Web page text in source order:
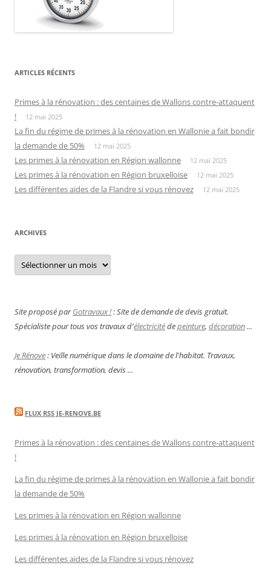
ARTICLES RÉCENTS
Primes à la rénovation : des centaines de Wallons contre-attaquent
!
12 mai 2025
La fin du régime de primes à la rénovation en Wallonie a fait bondir
la demande de 50%
12 mai 2025
Les primes à la rénovation en Région wallonne 12 mai 2025
Les primes à la rénovation en Région bruxelloise 12 mai 2025
Les différentes aides de la Flandre si vous rénovez 12 mai 2025
ARCHIVES
Archives
Site proposé parGotravaux !: Site de demande de devis gratuit.
Spécialiste pour tous vos travaux d'électricitédepeinture, décoration...
Je Rénove: Veille numérique dans le domaine de l'habitat. Travaux,
rénovation, transformation, devis ...
FLUX RSS JE-RENOVE.BE
Primes à la rénovation : des centaines de Wallons contre-attaquent
!
La fin du régime de primes à la rénovation en Wallonie a fait bondir
la demande de 50%
Les primes à la rénovation en Région wallonne
Les primes à la rénovation en Région bruxelloise
Les différentes aides de la Flandre si vous rénovez